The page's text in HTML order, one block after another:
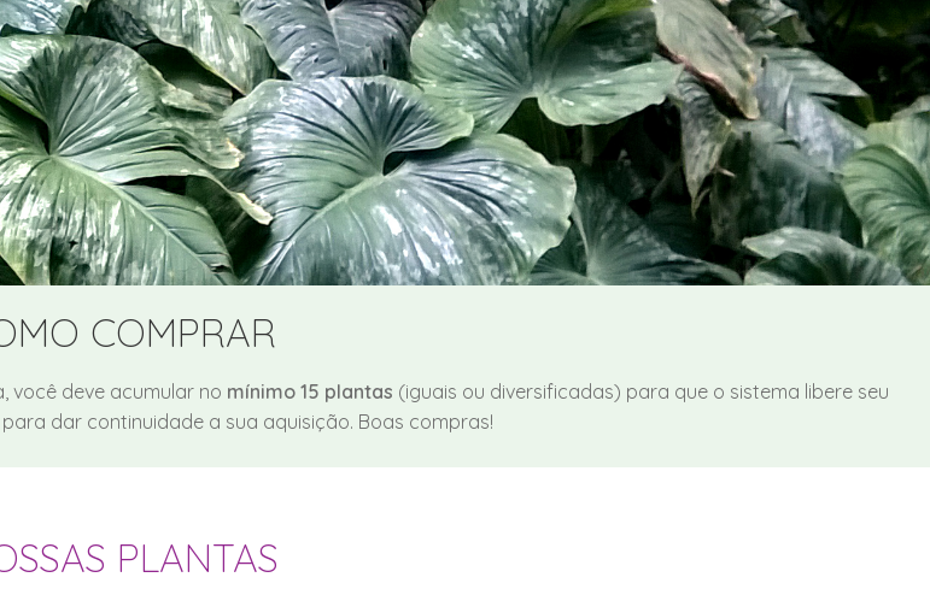
COMPRAR
você deve acumular no mínimo 15 plantas (iguais ou diversificadas) para que o sistema libere seu
dar continuidade a sua aquisição. Boas compras!
PLANTAS